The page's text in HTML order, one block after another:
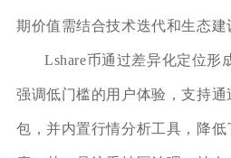
期价值需结合技术迭代和生态建
Lshare币通过差异化定位形
强调低门槛的用户体验，支持
包，并内置行情分析工具，降